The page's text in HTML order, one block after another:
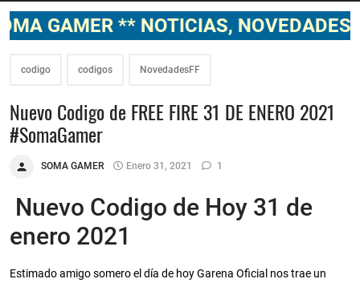
** NOTICIAS, NOVEDADES,
codigo codigos NovedadesFF
Nuevo Codigo de FREE FIRE 31 DE ENERO 2021
#SomaGamer
SOMA GAMER Enero 31, 2021 1
Nuevo Codigo de Hoy 31 de
enero 2021
Estimado amigo somero el día de hoy Garena Oficial nos trae un